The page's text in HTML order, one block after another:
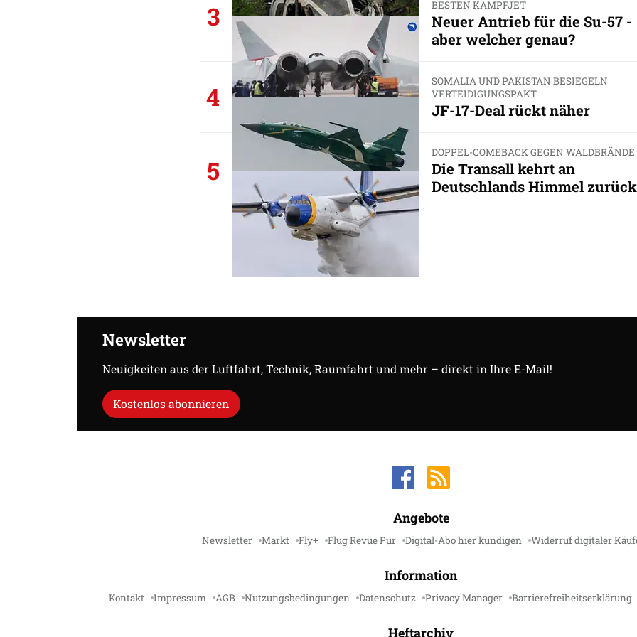
3 BESTEN KAMPFJET
Neuer Antrieb für die Su-57 -
aber welcher genau?
4
SOMALIA UND PAKISTAN BESIEGELN
VERTEIDIGUNGSPAKT
JF-17-Deal rückt näher
5
DOPPEL-COMEBACK GEGEN WALDBRÄNDE
Die Transall kehrt an
Deutschlands Himmel
Newsletter
Neuigkeiten aus der Luftfahrt, Technik, Raumfahrt und mehr – direkt in Ihre E-Mail!
Kostenlos abonnieren
Angebote
Newsletter Markt Fly+ Flug Revue Pur Digital-Abo hier kündigen Widerruf digitaler
Information
Kontakt Impressum AGB Nutzungsbedingungen Datenschutz Privacy Manager Barrierefreiheitserklärung
Heftarchiv